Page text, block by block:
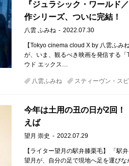
『ジュラシック・ワールド
作シリーズ、ついに完結！
八雲 ふみね 2022.07.30
【Tokyo cinema cloud X by 八雲ふ
が、いま、観るべき映画を発信する
ウド エックス…
八雲ふみね スティーヴン・ス
今年は土用の丑の日が2回
えば
望月 崇史 2022.07.29
【ライター望月の駅弁膝栗毛】 「駅
望月が、自分の足で現地へ足を運び